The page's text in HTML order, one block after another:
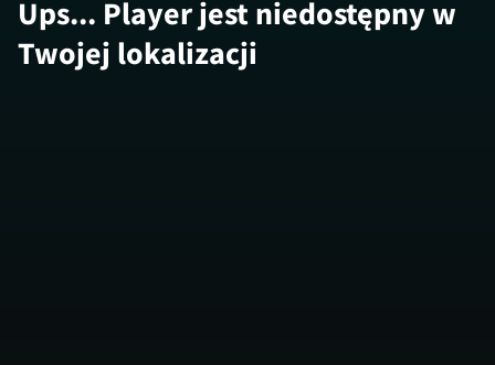
Ups... Player jest niedostępny w
Twojej lokalizacji